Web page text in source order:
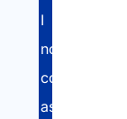
I
nostri
consulenti
assistono